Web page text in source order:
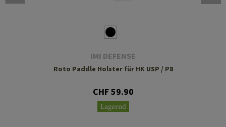
IMI DEFENSE
Roto Paddle Holster für HK USP / P8
CHF 59.90
Lagernd